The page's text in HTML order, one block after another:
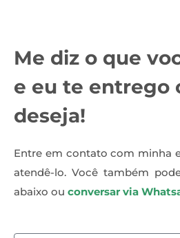
Me diz o que
e eu te entrego
deseja!
Entre em contato com minha
atendê-lo. Você também
abaixo ou conversar via